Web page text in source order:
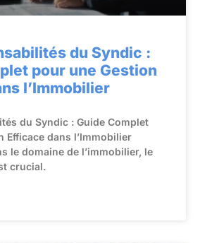
du Syndic :
pour une Gestion
l’Immobilier
du Syndic : Guide Complet
Efficace dans l’Immobilier
le domaine de l’immobilier, le
crucial.